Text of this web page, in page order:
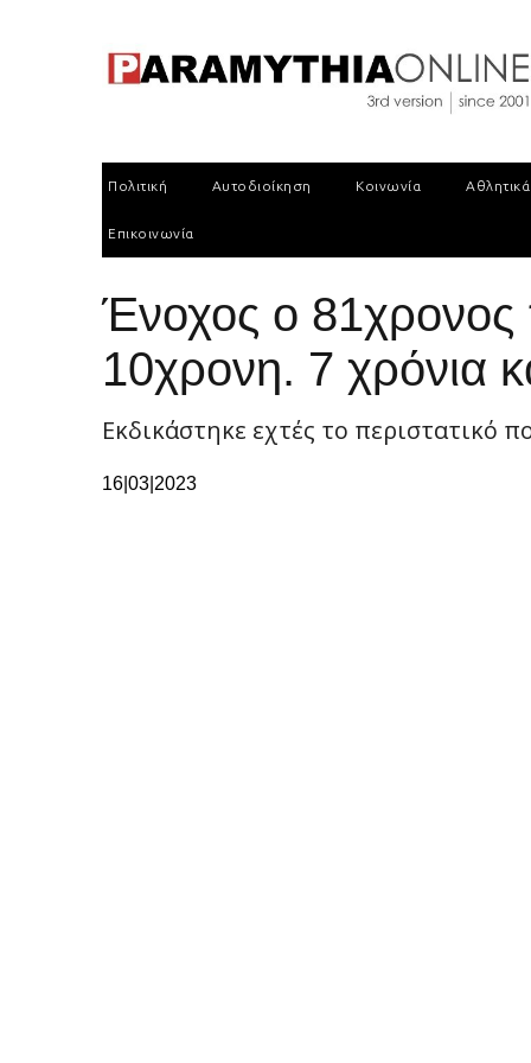
Πολιτική Αυτοδιοίκηση Κοινωνία Αθλητικά
Επικοινωνία
Ένοχος ο 81χρονος
10χρονη. 7 χρόνια
Εκδικάστηκε εχτές το περιστατικό
16|03|2023